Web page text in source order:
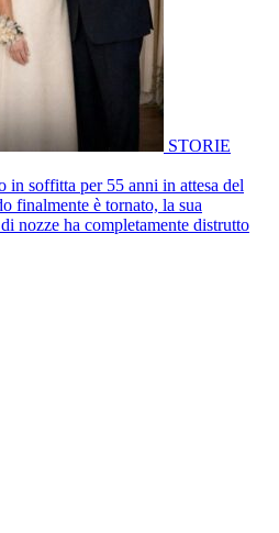
STORIE
soffitta per 55 anni in attesa del
finalmente è tornato, la sua
nozze ha completamente distrutto